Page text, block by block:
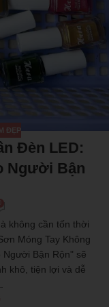
ĐẸP
Đèn LED:
Người Bận
không cần tốn thời
Móng Tay Không
Bận Rộn" sẽ
khô, tiện lợi và dễ